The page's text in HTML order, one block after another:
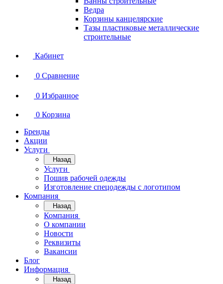
Ведра
Корзины канцелярские
Тазы пластиковые металлические
строительные
Кабинет
0 Сравнение
0 Избранное
0 Корзина
Бренды
Акции
Услуги
Назад
Услуги
Пошив рабочей одежды
Изготовление спецодежды с логотипом
Компания
Назад
Компания
О компании
Новости
Реквизиты
Вакансии
Блог
Информация
Назад